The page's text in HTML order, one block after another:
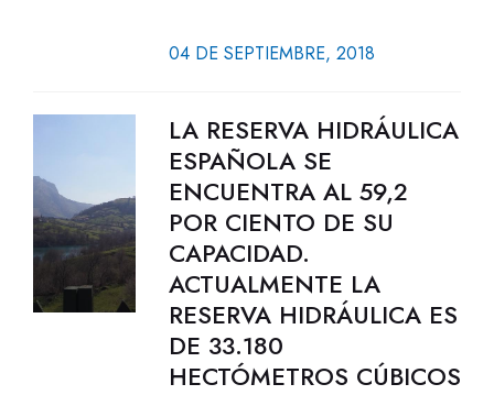
04 DE SEPTIEMBRE, 2018
LA RESERVA HIDRÁULICA
ESPAÑOLA SE
ENCUENTRA AL 59,2
POR CIENTO DE SU
CAPACIDAD.
ACTUALMENTE LA
RESERVA HIDRÁULICA ES
DE 33.180
HECTÓMETROS CÚBICOS